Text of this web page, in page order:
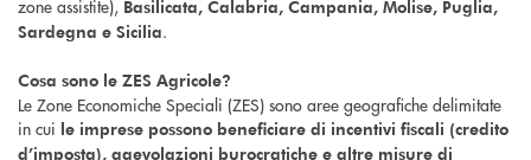
zone assistite), Basilicata, Calabria, Campania, Molise, Puglia,
Sardegna e Sicilia.
Cosa sono le ZES Agricole?
Le Zone Economiche Speciali (ZES) sono aree geografiche delimitate
in cui le imprese possono beneficiare di incentivi fiscali (credito
d’imposta), agevolazioni burocratiche e altre misure di